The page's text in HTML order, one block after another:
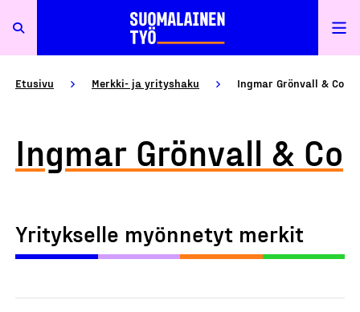
Etusivu Merkki- ja yrityshaku Ingmar Grönvall & Co
Ingmar Grönvall & Co
Yritykselle myönnetyt merkit